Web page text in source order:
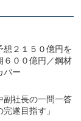
想２１５０億円を
６００億円／鋼材
バー
副社長の一問一答
遂目指す」